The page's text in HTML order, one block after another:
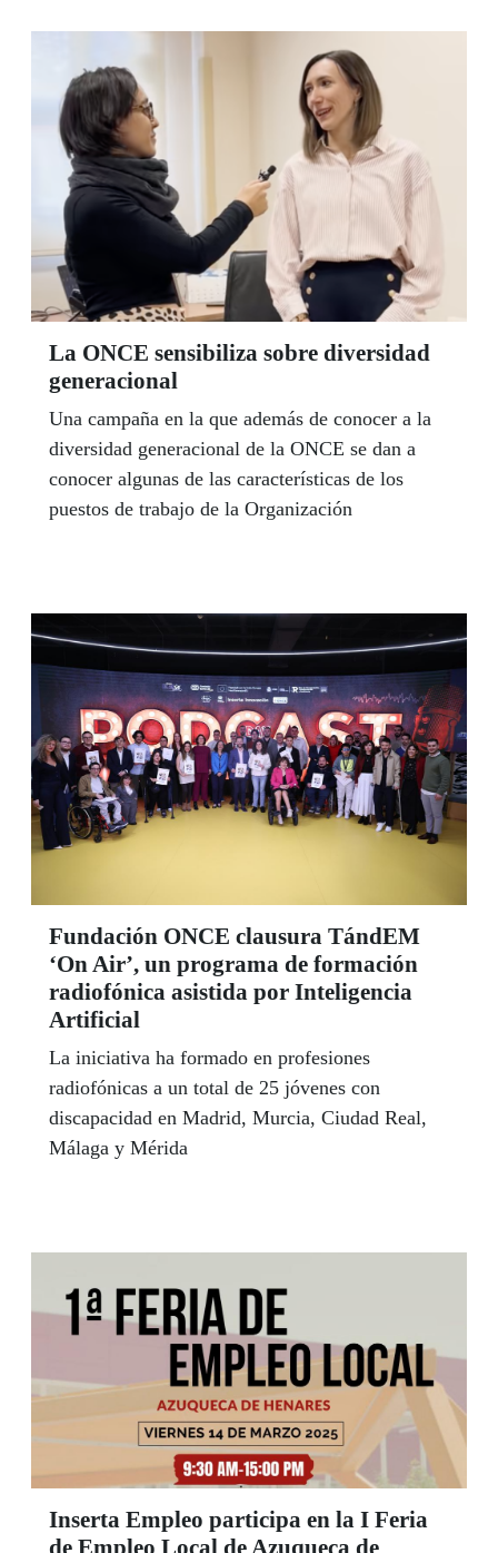
La ONCE sensibiliza sobre diversidad
generacional
Una campaña en la que además de conocer a la
diversidad generacional de la ONCE se dan a
conocer algunas de las características de los
puestos de trabajo de la Organización
Fundación ONCE clausura TándEM
‘On Air’, un programa de formación
radiofónica asistida por Inteligencia
Artificial
La iniciativa ha formado en profesiones
radiofónicas a un total de 25 jóvenes con
discapacidad en Madrid, Murcia, Ciudad Real,
Málaga y Mérida
Inserta Empleo participa en la I Feria
de Empleo Local de Azuqueca de